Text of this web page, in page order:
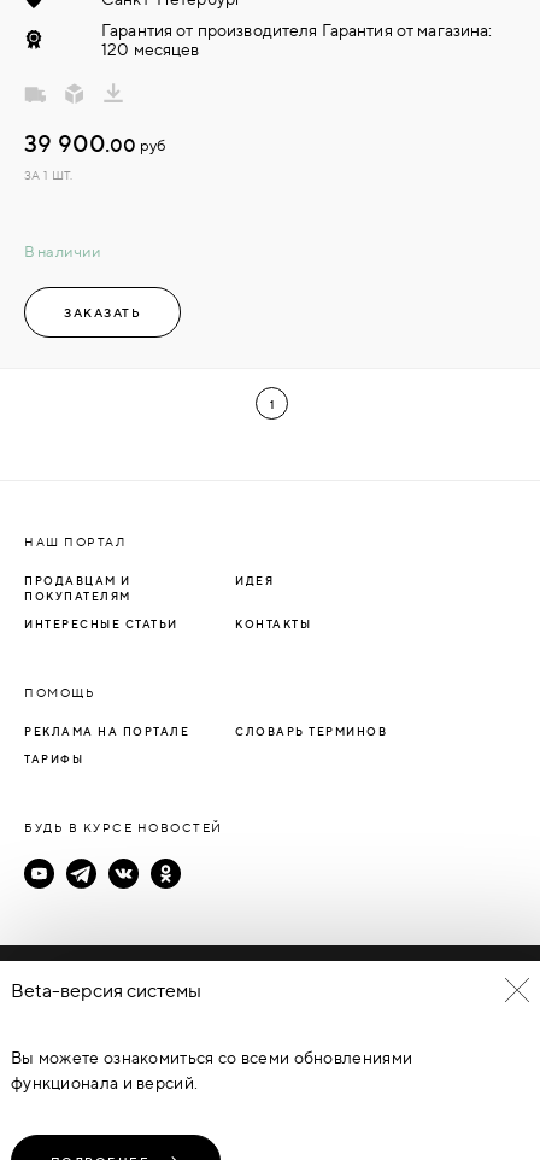
Гарантия от производителя Гарантия от магазина:
120 месяцев
В наличии
39 900.00 руб
ЗА 1 ШТ.
ЗАКАЗАТЬ
1
НАШ ПОРТАЛ
ПРОДАВЦАМ И
ПОКУПАТЕЛЯМ
ИДЕЯ
ИНТЕРЕСНЫЕ СТАТЬИ КОНТАКТЫ
ПОМОЩЬ
РЕКЛАМА НА ПОРТАЛЕ СЛОВАРЬ ТЕРМИНОВ
ТАРИФЫ
БУДЬ В КУРСЕ НОВОСТЕЙ
Политика конфиденциальности
© Каталог дверей - DverProf, 2021-2026Материалы сайта
являются объектами авторского права. Запрещается
копирование, распространение, любое использование
ФЕДЕРАЦИИ ОТ 09.07.93Г. №5351-1 “ОБ АВТОРСКОМ ПРАВЕ И
СМЕЖНЫХ ПРАВАХ” (с изменениями от 19 июля 1995 г., 20 июля
Beta-версия системы
Вы можете ознакомиться со всеми обновлениями
функционала и версий.